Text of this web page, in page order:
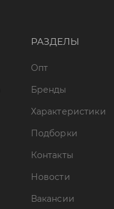
РАЗДЕЛЫ
Опт
Бренды
Характеристики
Подборки
Контакты
Новости
Вакансии